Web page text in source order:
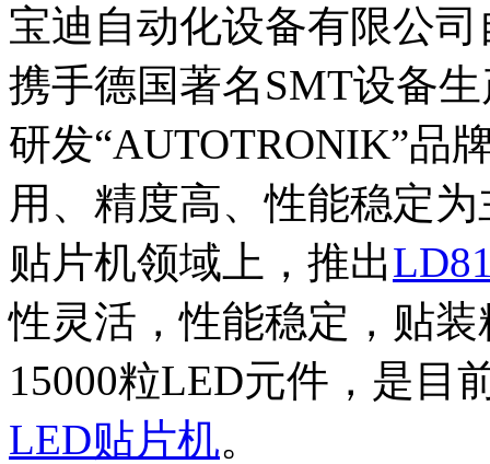
宝迪自动化设备有限公
携手德国著名SMT设备
研发“AUTOTRONIK”品
用、精度高、性能稳定
贴片机领域上，推出
性灵活，性能稳定，贴
15000粒LED元件，是目
LED贴片机。